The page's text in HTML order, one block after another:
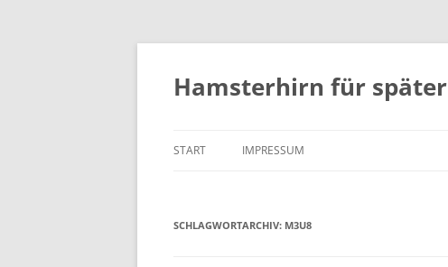
Zum
Hamsterhirn für später
START IMPRESSUM
SCHLAGWORTARCHIV: M3U8